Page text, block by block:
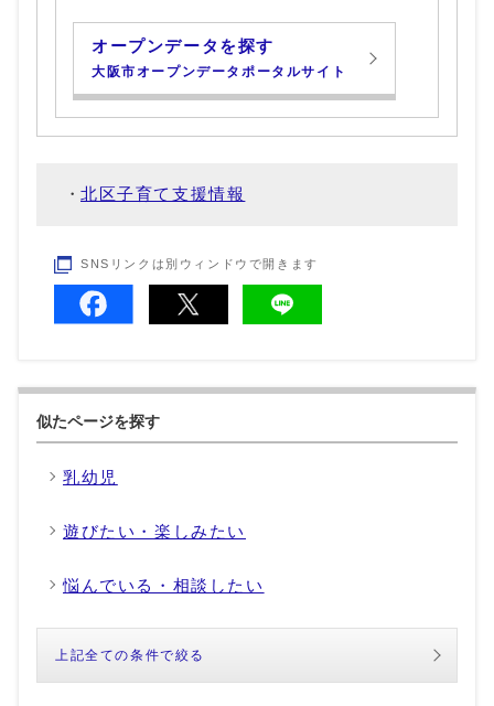
オープンデータを探す
大阪市オープンデータポータルサイト
北区子育て支援情報
SNSリンクは別ウィンドウで開きます
似たページを探す
乳幼児
遊びたい・楽しみたい
悩んでいる・相談したい
上記全ての条件で絞る